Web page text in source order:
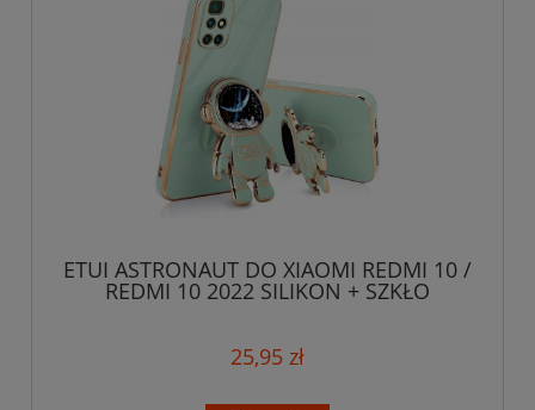
ETUI ASTRONAUT DO XIAOMI REDMI 10 /
REDMI 10 2022 SILIKON + SZKŁO
25,95 zł